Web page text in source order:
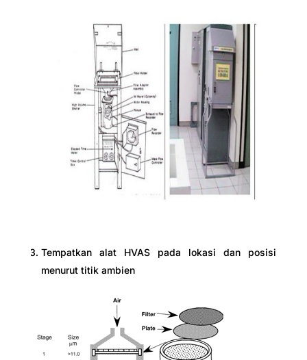
Tempatkan alat HVAS pada lokasi dan posisi
menurut titik ambien